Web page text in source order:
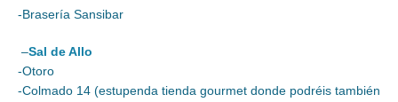
-Brasería Sansibar
–Sal de Allo
-Otoro
-Colmado 14 (estupenda tienda gourmet donde podréis también